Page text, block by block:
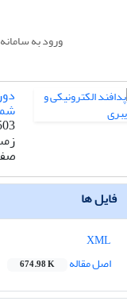
ورود به سامانه
فایل ها
اصل مقاله
674.98 K